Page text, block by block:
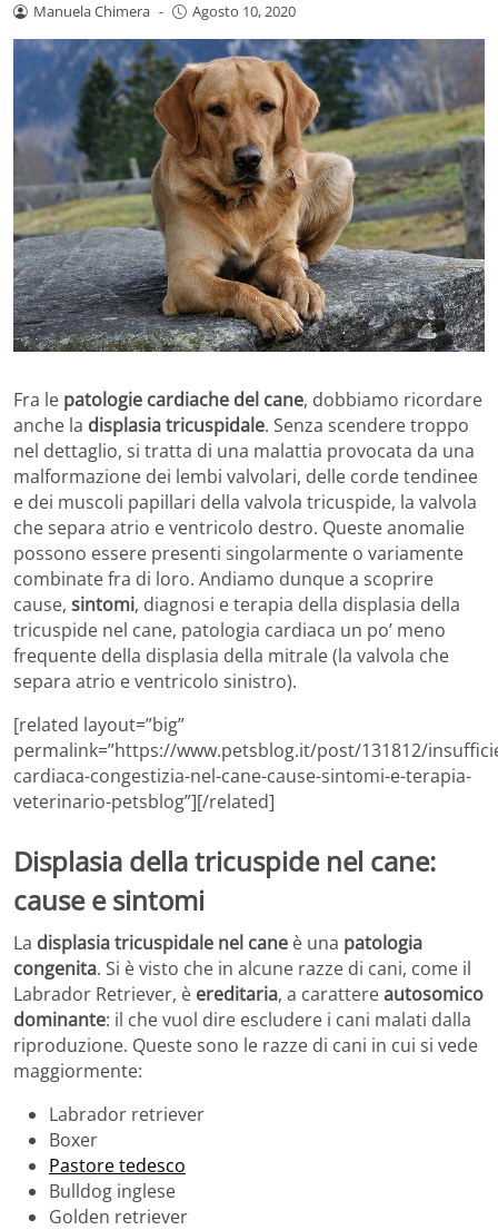
Manuela Chimera - Agosto 10, 2020
Fra le patologie cardiache del cane, dobbiamo ricordare
anche la displasia tricuspidale. Senza scendere troppo
nel dettaglio, si tratta di una malattia provocata da una
malformazione dei lembi valvolari, delle corde tendinee
e dei muscoli papillari della valvola tricuspide, la valvola
che separa atrio e ventricolo destro. Queste anomalie
possono essere presenti singolarmente o variamente
combinate fra di loro. Andiamo dunque a scoprire
cause, sintomi, diagnosi e terapia della displasia della
tricuspide nel cane, patologia cardiaca un po’ meno
frequente della displasia della mitrale (la valvola che
separa atrio e ventricolo sinistro).
[related layout=”big”
permalink=”https://www.petsblog.it/post/131812/
cardiaca-congestizia-nel-cane-cause-sintomi-e-terapia-
veterinario-petsblog”][/related]
Displasia della tricuspide nel cane:
cause e sintomi
La displasia tricuspidale nel cane è una patologia
congenita. Si è visto che in alcune razze di cani, come il
Labrador Retriever, è ereditaria, a carattereautosomico
dominante: il che vuol dire escludere i cani malati dalla
riproduzione. Queste sono le razze di cani in cui si vede
maggiormente:
Labrador retriever
Boxer
Pastore tedesco
Bulldog inglese
Golden retriever